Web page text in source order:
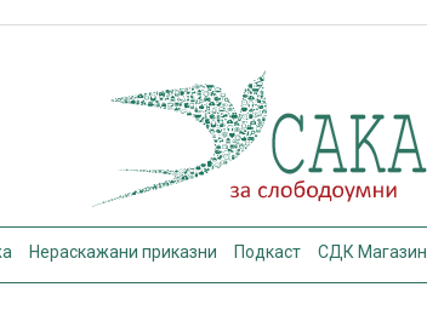
Нераскажани приказни Подкаст СДК Магазин